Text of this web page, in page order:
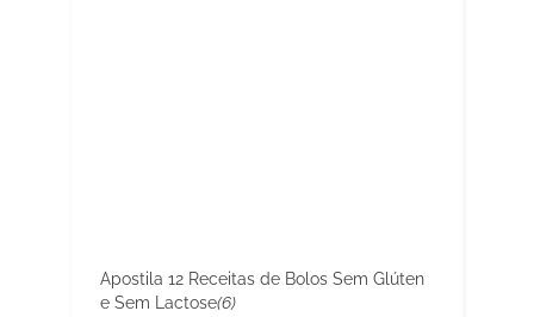
Apostila 12 Receitas de Bolos Sem Glúten
e Sem Lactose(6)